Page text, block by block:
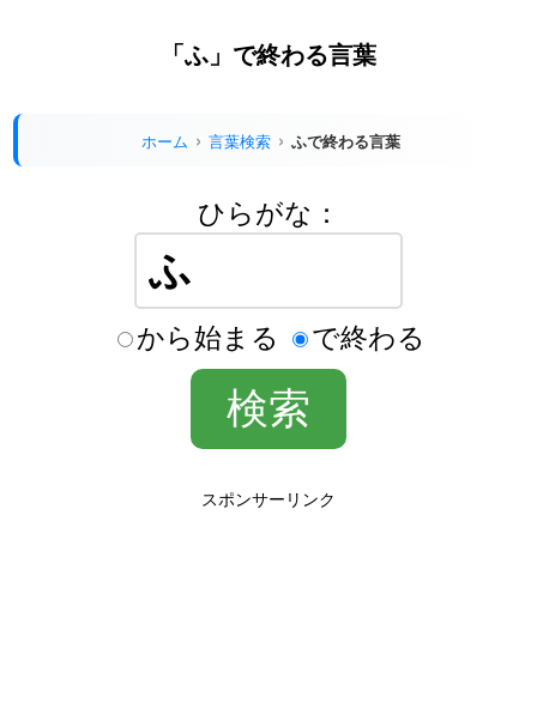
「ふ」で終わる言葉
ホーム 言葉検索 ふで終わる言葉
ひらがな：
から始まる で終わる
スポンサーリンク